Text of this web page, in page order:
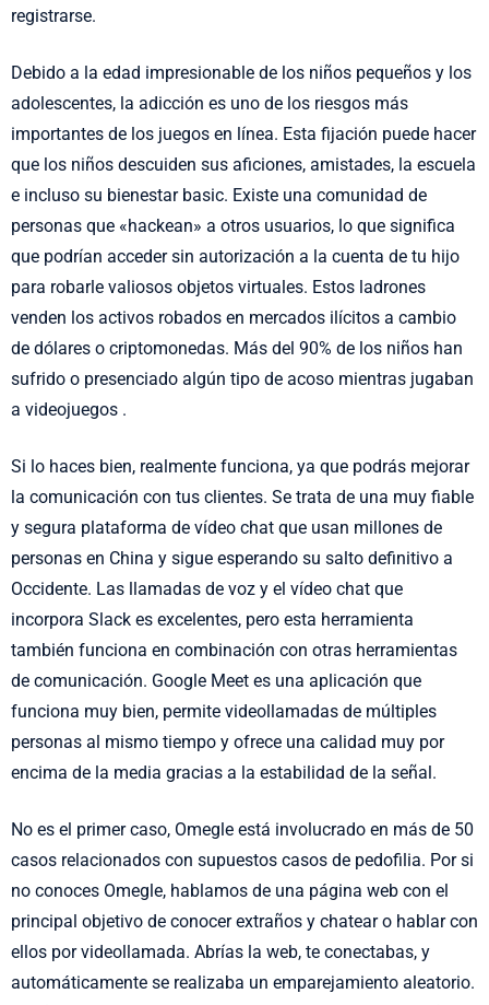
registrarse.
Debido a la edad impresionable de los niños pequeños y los
adolescentes, la adicción es uno de los riesgos más
importantes de los juegos en línea. Esta fijación puede hacer
que los niños descuiden sus aficiones, amistades, la escuela
e incluso su bienestar basic. Existe una comunidad de
personas que «hackean» a otros usuarios, lo que significa
que podrían acceder sin autorización a la cuenta de tu hijo
para robarle valiosos objetos virtuales. Estos ladrones
venden los activos robados en mercados ilícitos a cambio
de dólares o criptomonedas. Más del 90% de los niños han
sufrido o presenciado algún tipo de acoso mientras jugaban
a videojuegos .
Si lo haces bien, realmente funciona, ya que podrás mejorar
la comunicación con tus clientes. Se trata de una muy fiable
y segura plataforma de vídeo chat que usan millones de
personas en China y sigue esperando su salto definitivo a
Occidente. Las llamadas de voz y el vídeo chat que
incorpora Slack es excelentes, pero esta herramienta
también funciona en combinación con otras herramientas
de comunicación. Google Meet es una aplicación que
funciona muy bien, permite videollamadas de múltiples
personas al mismo tiempo y ofrece una calidad muy por
encima de la media gracias a la estabilidad de la señal.
No es el primer caso, Omegle está involucrado en más de 50
casos relacionados con supuestos casos de pedofilia. Por si
no conoces Omegle, hablamos de una página web con el
principal objetivo de conocer extraños y chatear o hablar con
ellos por videollamada. Abrías la web, te conectabas, y
automáticamente se realizaba un emparejamiento aleatorio.